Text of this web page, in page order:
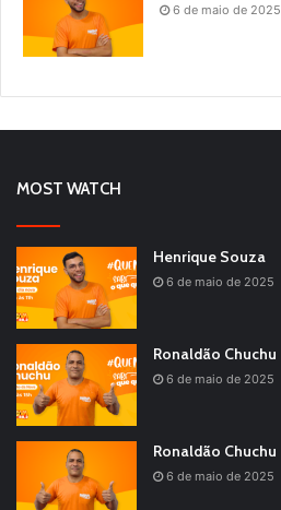
6 de maio de 2025
MOST WATCH
Henrique Souza
6 de maio de 2025
Ronaldão Chuchu
6 de maio de 2025
Ronaldão Chuchu
6 de maio de 2025